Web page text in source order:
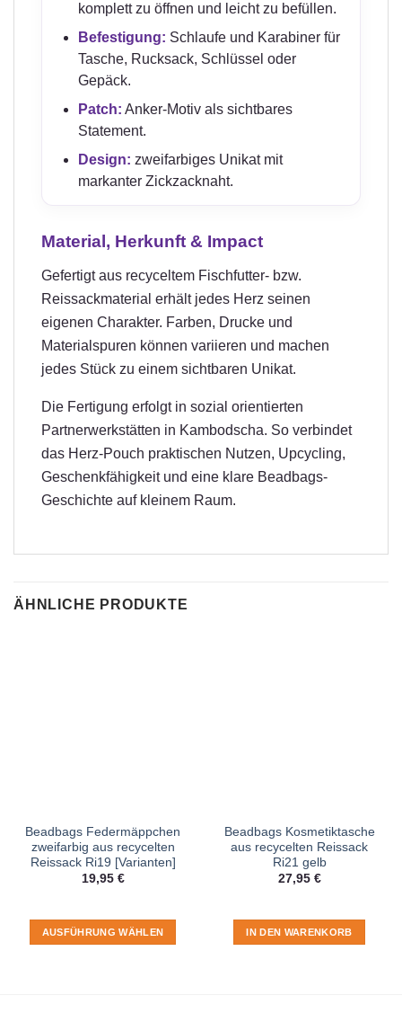
komplett zu öffnen und leicht zu befüllen.
Befestigung: Schlaufe und Karabiner für
Tasche, Rucksack, Schlüssel oder
Gepäck.
Patch: Anker-Motiv als sichtbares
Statement.
Design: zweifarbiges Unikat mit
markanter Zickzacknaht.
Material, Herkunft & Impact
Gefertigt aus recyceltem Fischfutter- bzw.
Reissackmaterial erhält jedes Herz seinen
eigenen Charakter. Farben, Drucke und
Materialspuren können variieren und machen
jedes Stück zu einem sichtbaren Unikat.
Die Fertigung erfolgt in sozial orientierten
Partnerwerkstätten in Kambodscha. So verbindet
das Herz-Pouch praktischen Nutzen, Upcycling,
Geschenkfähigkeit und eine klare Beadbags-
Geschichte auf kleinem Raum.
ÄHNLICHE PRODUKTE
Beadbags Federmäppchen
zweifarbig aus recycelten
Reissack Ri19 [Varianten]
19,95 €
AUSFÜHRUNG WÄHLEN
Beadbags Kosmetiktasche
aus recycelten Reissack
Ri21 gelb
27,95 €
IN DEN WARENKORB